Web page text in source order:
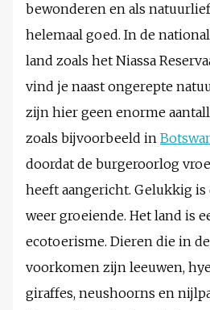
bewonderen en als
helemaal goed. In de
land zoals het Niassa
vind je naast ongerepte
zijn hier geen enorme
zoals bijvoorbeeld in
doordat de burgeroorlog
heeft aangericht. Gelukkig
weer groeiende. Het land is
ecotoerisme. Dieren die in
voorkomen zijn leeuwen,
giraffes, neushoorns en